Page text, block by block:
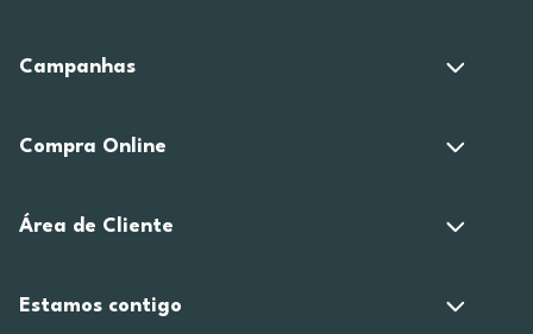
Campanhas
Compra Online
Área de Cliente
Estamos contigo